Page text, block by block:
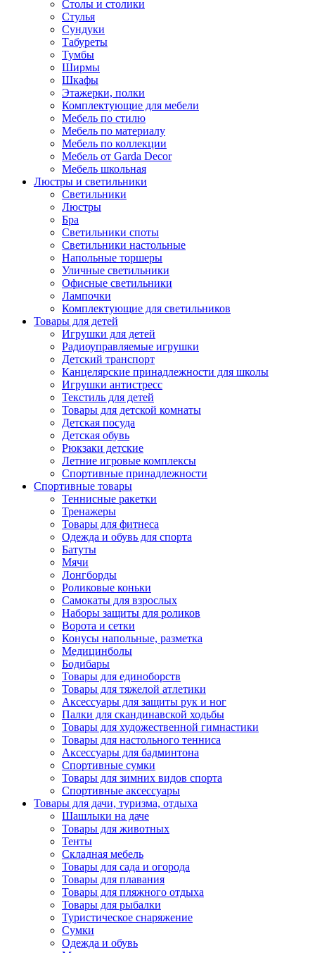
Столы и столики
Стулья
Сундуки
Табуреты
Тумбы
Ширмы
Шкафы
Этажерки, полки
Комплектующие для мебели
Мебель по стилю
Мебель по материалу
Мебель по коллекции
Мебель от Garda Decor
Мебель школьная
Люстры и светильники
Светильники
Люстры
Бра
Светильники споты
Светильники настольные
Напольные торшеры
Уличные светильники
Офисные светильники
Лампочки
Комплектующие для светильников
Товары для детей
Игрушки для детей
Радиоуправляемые игрушки
Детский транспорт
Канцелярские принадлежности для школы
Игрушки антистресс
Текстиль для детей
Товары для детской комнаты
Детская посуда
Детская обувь
Рюкзаки детские
Летние игровые комплексы
Спортивные принадлежности
Спортивные товары
Теннисные ракетки
Тренажеры
Товары для фитнеса
Одежда и обувь для спорта
Батуты
Мячи
Лонгборды
Роликовые коньки
Самокаты для взрослых
Наборы защиты для роликов
Ворота и сетки
Конусы напольные, разметка
Медицинболы
Бодибары
Товары для единоборств
Товары для тяжелой атлетики
Аксессуары для защиты рук и ног
Палки для скандинавской ходьбы
Товары для художественной гимнастики
Товары для настольного тенниса
Аксессуары для бадминтона
Спортивные сумки
Товары для зимних видов спорта
Спортивные аксессуары
Товары для дачи, туризма, отдыха
Шашлыки на даче
Товары для животных
Тенты
Складная мебель
Товары для сада и огорода
Товары для плавания
Товары для пляжного отдыха
Товары для рыбалки
Туристическое снаряжение
Сумки
Одежда и обувь